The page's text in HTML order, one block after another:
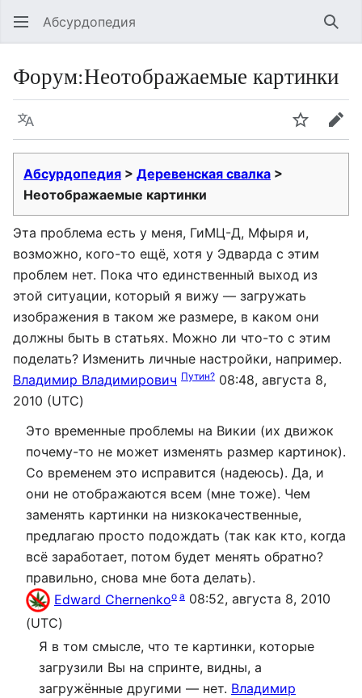
Абсурдопедия
Форум:Неотображаемые картинки
Язык
Абсурдопедия > Деревенская свалка >
Неотображаемые картинки
Эта проблема есть у меня, ГиМЦ-Д, Мфыря и,
возможно, кого-то ещё, хотя у Эдварда с этим
проблем нет. Пока что единственный выход из
этой ситуации, который я вижу — загружать
изображения в таком же размере, в каком они
должны быть в статьях. Можно ли что-то с этим
поделать? Изменить личные настройки, например.
Владимир Владимирович Путин? 08:48, августа 8,
2010 (UTC)
Это временные проблемы на Викии (их движок
почему-то не может изменять размер картинок).
Со временем это исправится (надеюсь). Да, и
они не отображаются всем (мне тоже). Чем
заменять картинки на низкокачественные,
предлагаю просто подождать (так как кто, когда
всё заработает, потом будет менять обратно?
правильно, снова мне бота делать).
Edward Chernenkoo a 08:52, августа 8, 2010
(UTC)
Я в том смысле, что те картинки, которые
загрузили Вы на спринте, видны, а
загружённые другими — нет. Владимир